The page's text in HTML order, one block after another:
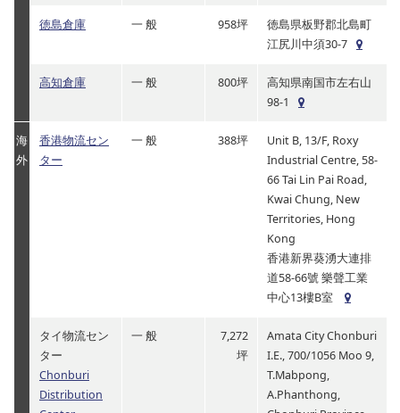
徳島倉庫 一 般 958坪
徳島県板野郡北島町
江尻川中須30-7
高知倉庫 一 般 800坪
高知県南国市左右山
98-1
海
外
香港物流セン
ター
一 般 388坪
Unit B, 13/F, Roxy
Industrial Centre, 58-
66 Tai Lin Pai Road,
Kwai Chung, New
Territories, Hong
Kong
香港新界葵湧大連排
道58-66號 樂聲工業
中心13樓B室
タイ物流セン
ター
Chonburi
Distribution
一 般
7,272
坪
Amata City Chonburi
I.E., 700/1056 Moo 9,
T.Mabpong,
A.Phanthong,